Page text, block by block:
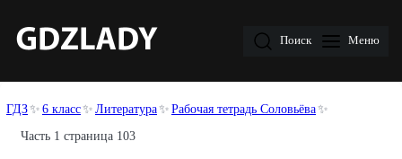
Поиск Меню
ГДЗ 6 класс Литература
Рабочая тетрадь Соловьёва
Часть 1 страница 103